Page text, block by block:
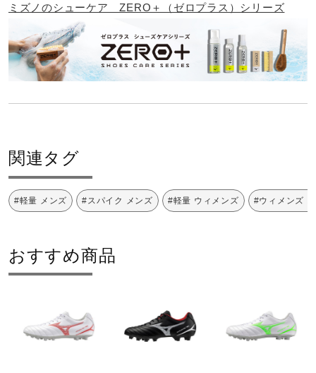
取扱店一覧
原産国
カンボジア製
質量
インソール
ゼログライドライトカップインソール（取り外し可）
シューズ幅
■シューズサイズの計測方法はこちら
ミズノのシューケア ZERO＋（ゼロプラス）シリーズ
関連タグ
#軽量 メンズ #スパイク メンズ #軽量 ウィメンズ #ウィメンズ
おすすめ商品